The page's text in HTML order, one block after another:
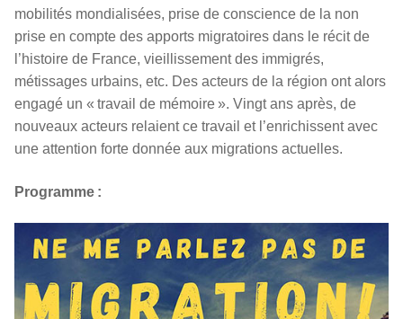
mobilités mondialisées, prise de conscience de la non
prise en compte des apports migratoires dans le récit de
l’histoire de France, vieillissement des immigrés,
métissages urbains, etc. Des acteurs de la région ont alors
engagé un « travail de mémoire ». Vingt ans après, de
nouveaux acteurs relaient ce travail et l’enrichissent avec
une attention forte donnée aux migrations actuelles.
Programme :